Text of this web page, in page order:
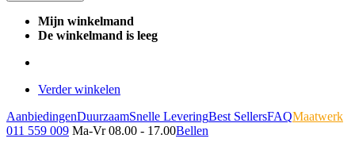
Mijn winkelmand
De winkelmand is leeg
Verder winkelen
AanbiedingenDuurzaamSnelle LeveringBest SellersFAQMaatwerk
011 559 009 Ma-Vr 08.00 - 17.00Bellen